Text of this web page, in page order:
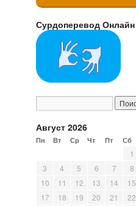
Сурдоперевод Онлайн
Август 2026
Пн Вт Ср Чт Пт Сб
1
3
4 5 6 7 8
10
11 12 13 14 15
17
18 19 20 21 22